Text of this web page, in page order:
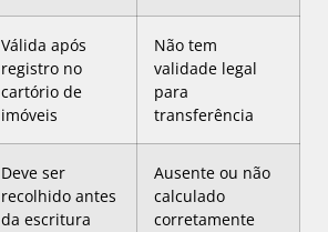
Válida após
registro no
cartório de
imóveis
Não tem
validade legal
para
transferência
Deve ser
recolhido antes
da escritura
Ausente ou não
calculado
corretamente